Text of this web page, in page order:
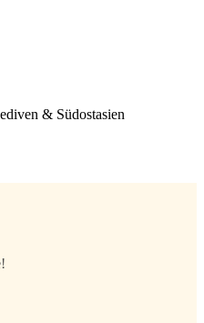
& Südostasien